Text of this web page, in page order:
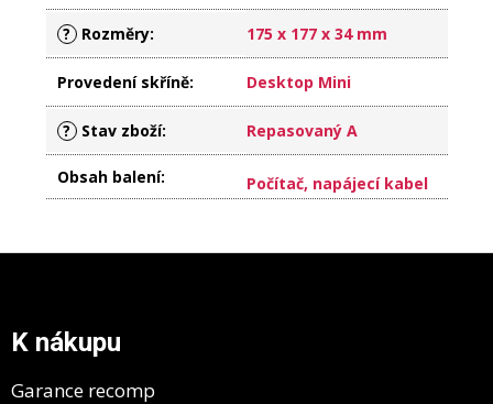
? Rozměry: 175 x 177 x 34 mm
Provedení skříně: Desktop Mini
? Stav zboží: Repasovaný A
Obsah balení: Počítač, napájecí kabel
K nákupu
Garance recomp